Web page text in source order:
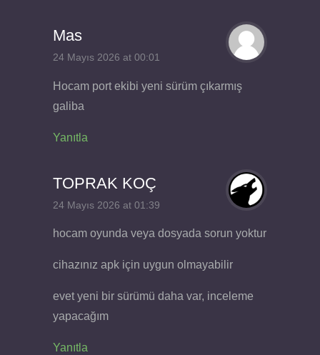
Mas
24 Mayıs 2026 at 00:01
Hocam port ekibi yeni sürüm çıkarmış
galiba
Yanıtla
TOPRAK KOÇ
24 Mayıs 2026 at 01:39
hocam oyunda veya dosyada sorun yoktur
cihazınız apk için uygun olmayabilir
evet yeni bir sürümü daha var, inceleme
yapacağım
Yanıtla